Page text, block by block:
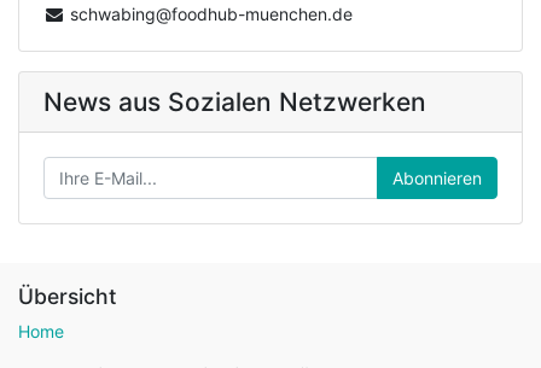
schwabing@foodhub-muenchen.de
News aus Sozialen Netzwerken
Abonnieren
Übersicht
Home